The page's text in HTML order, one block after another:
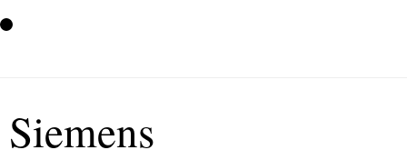
Siemens